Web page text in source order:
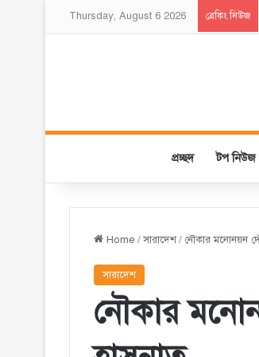
Thursday, August 6 2026 ব্রেকিং নিউজ
প্রচ্ছদ টপ নিউজ
Home /সারাদেশ/ নৌকার মনোনয়ন
সারাদেশ
নৌকার